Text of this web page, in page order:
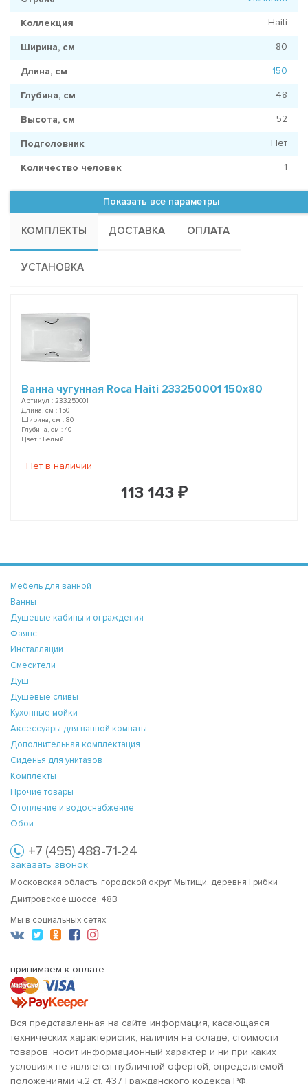
Коллекция Haiti
Ширина, см 80
Длина, см 150
Глубина, см 48
Высота, см 52
Подголовник Нет
Количество человек 1
Показать все параметры
КОМПЛЕКТЫ ДОСТАВКА ОПЛАТА
УСТАНОВКА
Ванна чугунная Roca Haiti 233250001 150х80
Артикул : 233250001
Длина, см : 150
Ширина, см : 80
Глубина, см : 40
Цвет : Белый
Нет в наличии
113 143 ₽
Мебель для ванной
Ванны
Душевые кабины и ограждения
Фаянс
Инсталляции
Смесители
Душ
Душевые сливы
Кухонные мойки
Аксессуары для ванной комнаты
Дополнительная комплектация
Сиденья для унитазов
Комплекты
Прочие товары
Отопление и водоснабжение
Обои
+7 (495) 488-71-24
заказать звонок
Московская область, городской округ Мытищи, деревня Грибки
Дмитровское шоссе, 48В
Мы в социальных сетях:
принимаем к оплате
Вся представленная на сайте информация, касающаяся
технических характеристик, наличия на складе, стоимости
товаров, носит информационный характер и ни при каких
условиях не является публичной офертой, определяемой
положениями ч.2 ст. 437 Гражданского кодекса РФ.